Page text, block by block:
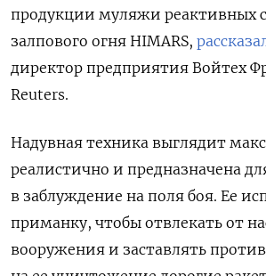
продукции муляжи реактивных
залпового огня HIMARS,
директор предприятия Войтех
Reuters.
Надувная техника выглядит
реалистично и предназначена
в заблуждение на поля боя. Ее
приманку, чтобы отвлекать от
вооружения и заставлять